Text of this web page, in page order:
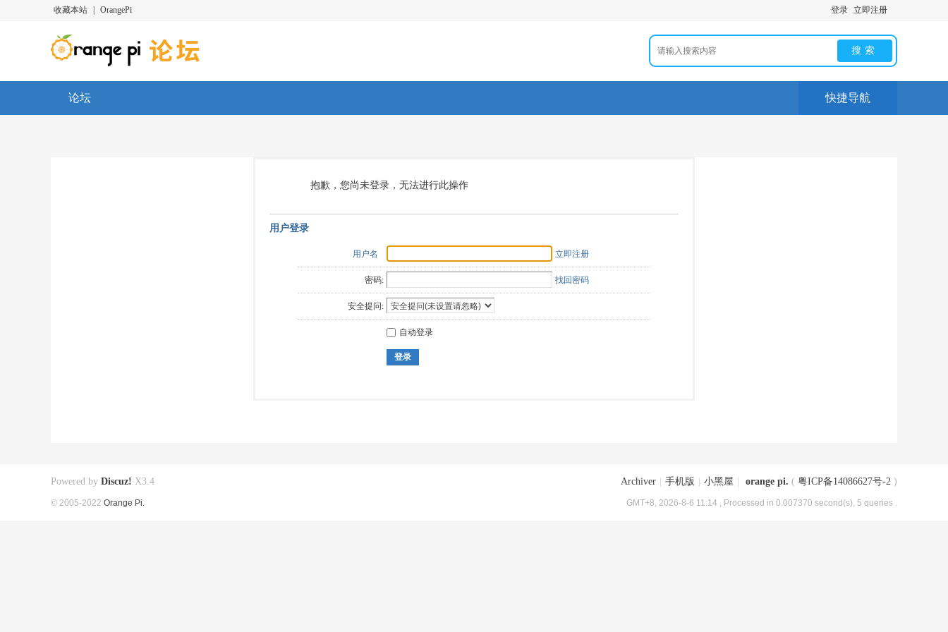
收藏本站 OrangePi 登录 立即注册
搜索
论坛 快捷导航
抱歉，您尚未登录，无法进行此操作
用户登录
用户名 立即注册
密码: 找回密码
安全提问:
自动登录
登录
Archiver 手机版 小黑屋 orange pi. ( 粤ICP备14086627号-2 )
GMT+8, 2026-8-6 11:14 , Processed in 0.007370 second(s), 5 queries .
Powered by Discuz! X3.4
© 2005-2022 Orange Pi.